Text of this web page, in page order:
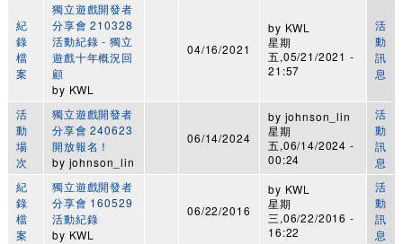
紀
錄
檔
案
獨立遊戲開發者
分享會 210328
活動紀錄 - 獨立
遊戲十年概況回
顧
by KWL
04/16/2021
by KWL
星期
五,05/21/2021 -
21:57
活
動
訊
息
活
動
場
次
獨立遊戲開發者
分享會 240623
開放報名！
by johnson_lin
06/14/2024
by johnson_lin
星期
五,06/14/2024 -
00:24
活
動
訊
息
紀
錄
檔
案
獨立遊戲開發者
分享會 160529
活動紀錄
by KWL
06/22/2016
by KWL
星期
三,06/22/2016 -
16:22
活
動
訊
息